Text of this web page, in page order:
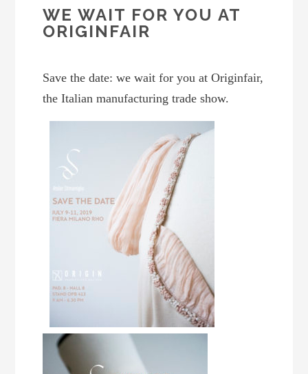
WE WAIT FOR YOU AT
ORIGINFAIR
Save the date: we wait for you atOriginfair,
the Italian manufacturing trade show.